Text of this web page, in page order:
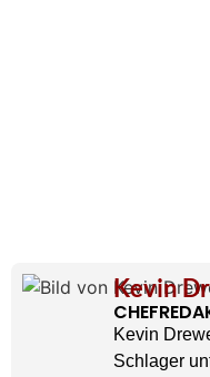
Kevin
Kevin
Schlager